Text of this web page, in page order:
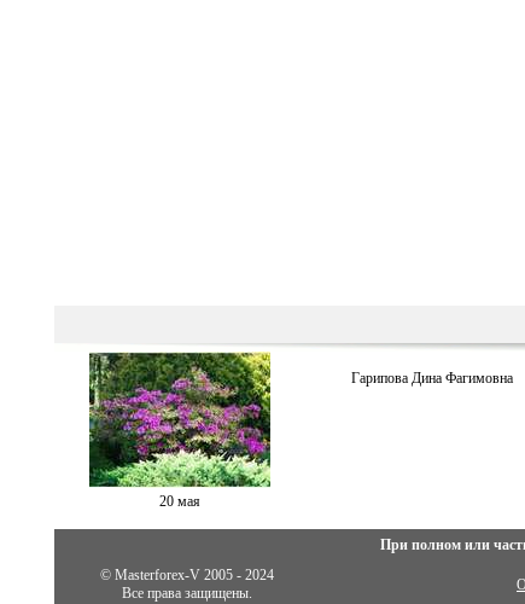
20 мая
Гарипова Дина Фaгимовнa
При полном или
© Masterforex-V 2005 - 2024
Все права защищены.